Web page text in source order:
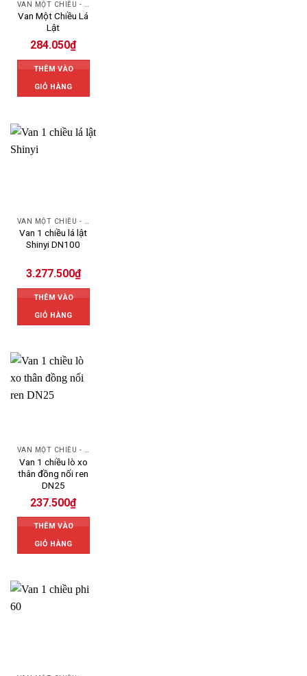
Van Một Chiều Lá
Lật
284.050₫
THÊM VÀO
GIỎ HÀNG
Van 1 chiều lá lật
Shinyi DN100
3.277.500₫
THÊM VÀO
GIỎ HÀNG
Van 1 chiều lò xo
thân đồng nối ren
DN25
237.500₫
THÊM VÀO
GIỎ HÀNG